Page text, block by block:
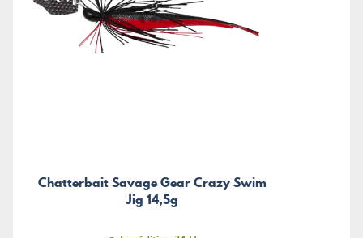
Chatterbait Savage Gear Crazy Swim
Jig 14,5g